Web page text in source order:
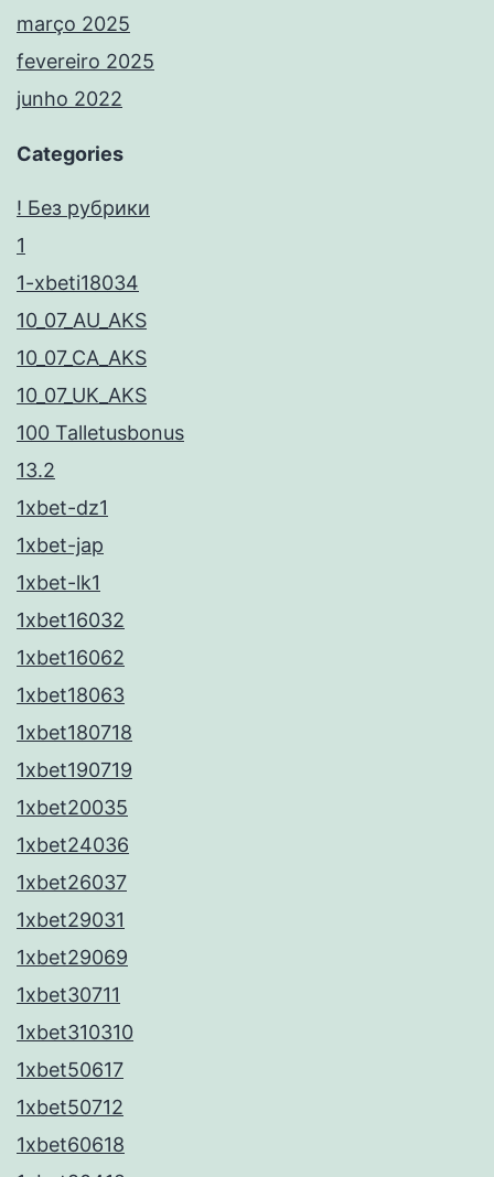
março 2025
fevereiro 2025
junho 2022
Categories
! Без рубрики
1
1-xbeti18034
10_07_AU_AKS
10_07_CA_AKS
10_07_UK_AKS
100 Talletusbonus
13.2
1xbet-dz1
1xbet-jap
1xbet-lk1
1xbet16032
1xbet16062
1xbet18063
1xbet180718
1xbet190719
1xbet20035
1xbet24036
1xbet26037
1xbet29031
1xbet29069
1xbet30711
1xbet310310
1xbet50617
1xbet50712
1xbet60618